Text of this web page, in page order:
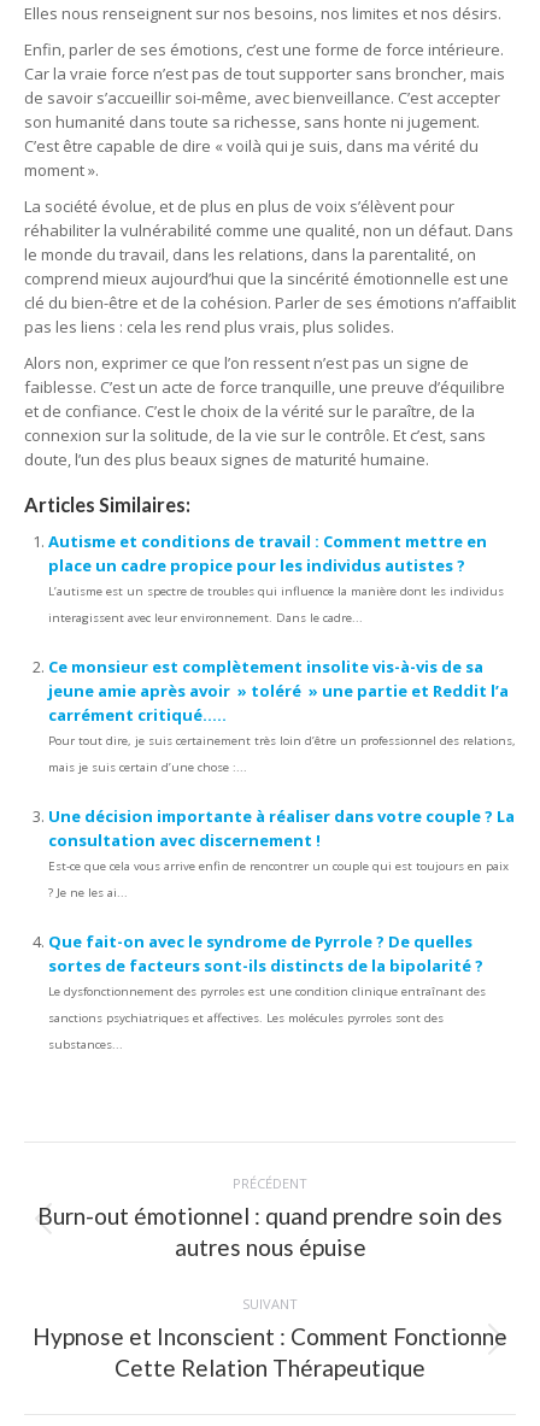
Elles nous renseignent sur nos besoins, nos limites et nos désirs.
Enfin, parler de ses émotions, c’est une forme de force intérieure.
Car la vraie force n’est pas de tout supporter sans broncher, mais
de savoir s’accueillir soi-même, avec bienveillance. C’est accepter
son humanité dans toute sa richesse, sans honte ni jugement.
C’est être capable de dire « voilà qui je suis, dans ma vérité du
moment ».
La société évolue, et de plus en plus de voix s’élèvent pour
réhabiliter la vulnérabilité comme une qualité, non un défaut. Dans
le monde du travail, dans les relations, dans la parentalité, on
comprend mieux aujourd’hui que la sincérité émotionnelle est une
clé du bien-être et de la cohésion. Parler de ses émotions n’affaiblit
pas les liens : cela les rend plus vrais, plus solides.
Alors non, exprimer ce que l’on ressent n’est pas un signe de
faiblesse. C’est un acte de force tranquille, une preuve d’équilibre
et de confiance. C’est le choix de la vérité sur le paraître, de la
connexion sur la solitude, de la vie sur le contrôle. Et c’est, sans
doute, l’un des plus beaux signes de maturité humaine.
Articles Similaires:
Autisme et conditions de travail : Comment mettre en
place un cadre propice pour les individus autistes ?
L’autisme est un spectre de troubles qui influence la manière dont les individus
interagissent avec leur environnement. Dans le cadre...
Ce monsieur est complètement insolite vis-à-vis de sa
jeune amie après avoir » toléré » une partie et Reddit l’a
carrément critiqué…..
Pour tout dire, je suis certainement très loin d’être un professionnel des relations,
mais je suis certain d’une chose :...
Une décision importante à réaliser dans votre couple ? La
consultation avec discernement !
Est-ce que cela vous arrive enfin de rencontrer un couple qui est toujours en paix
? Je ne les ai...
Que fait-on avec le syndrome de Pyrrole ? De quelles
sortes de facteurs sont-ils distincts de la bipolarité ?
Le dysfonctionnement des pyrroles est une condition clinique entraînant des
sanctions psychiatriques et affectives. Les molécules pyrroles sont des
substances...
PRÉCÉDENT
Article
précédent
Burn-out émotionnel : quand prendre soin des
autres nous épuise
SUIVANT
Article
suivant
Hypnose et Inconscient : Comment Fonctionne
Cette Relation Thérapeutique